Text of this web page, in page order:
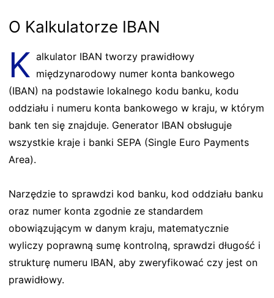
O Kalkulatorze IBAN
K alkulator IBAN tworzy prawidłowy
międzynarodowy numer konta bankowego
(IBAN) na podstawie lokalnego kodu banku, kodu
oddziału i numeru konta bankowego w kraju, w którym
bank ten się znajduje. Generator IBAN obsługuje
wszystkie kraje i banki SEPA (Single Euro Payments
Area).
Narzędzie to sprawdzi kod banku, kod oddziału banku
oraz numer konta zgodnie ze standardem
obowiązującym w danym kraju, matematycznie
wyliczy poprawną sumę kontrolną, sprawdzi długość i
strukturę numeru IBAN, aby zweryfikować czy jest on
prawidłowy.